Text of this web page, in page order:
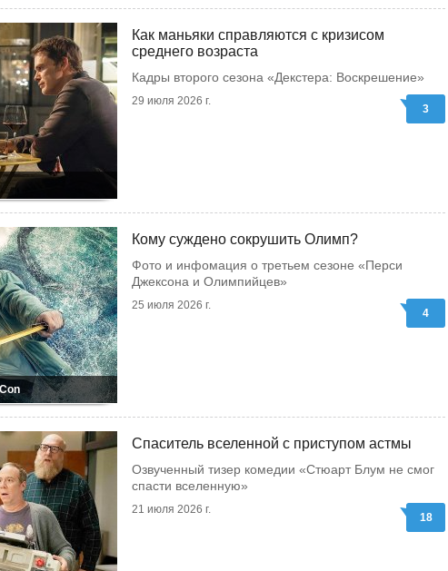
Как маньяки справляются с кризисом
среднего возраста
Кадры второго сезона «Декстера: Воскрешение»
29 июля 2026 г.
3
Кому суждено сокрушить Олимп?
Фото и инфомация о третьем сезоне «Перси
Джексона и Олимпийцев»
25 июля 2026 г.
4
Спаситель вселенной с приступом астмы
Озвученный тизер комедии «Стюарт Блум не смог
спасти вселенную»
21 июля 2026 г.
18